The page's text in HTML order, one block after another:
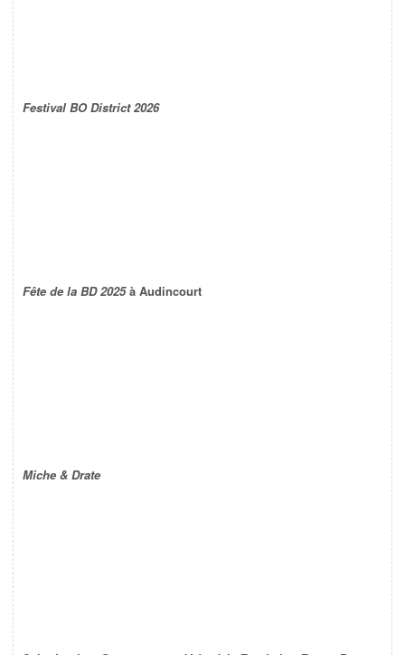
Festival BO District 2026
Fête de la BD 2025à Audincourt
Miche & Drate